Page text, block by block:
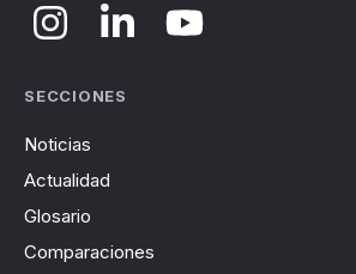
SECCIONES
Noticias
Actualidad
Glosario
Comparaciones